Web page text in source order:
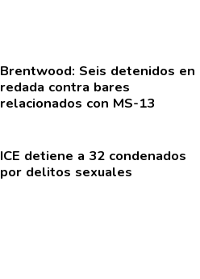
Brentwood: Seis detenidos en
redada contra bares
relacionados con MS-13
ICE detiene a 32 condenados
por delitos sexuales